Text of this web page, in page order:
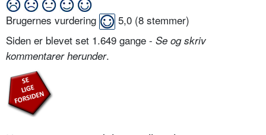
Brugernes vurdering 5,0 (8 stemmer)
Siden er blevet set 1.649 gange - Se og skriv
kommentarer herunder.